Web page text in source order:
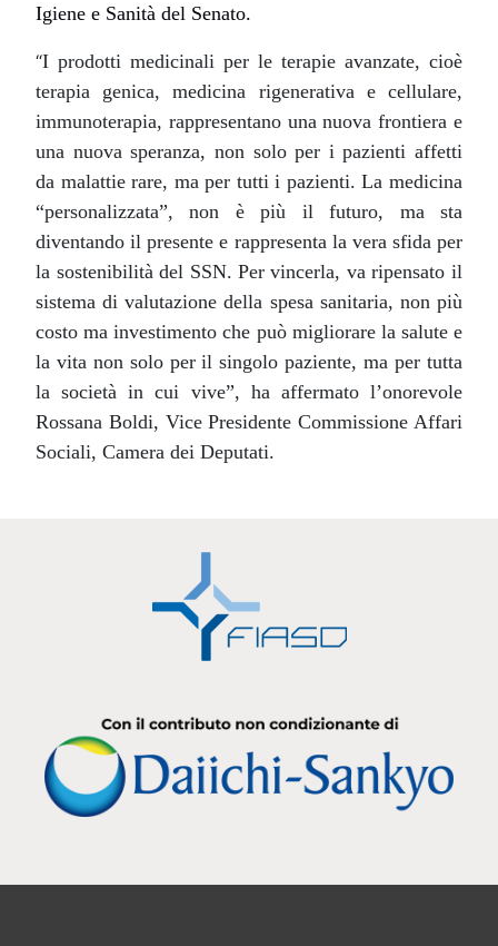
Igiene e Sanità del Senato.
“I prodotti medicinali per le terapie avanzate, cioè
terapia genica, medicina rigenerativa e cellulare,
immunoterapia, rappresentano una nuova frontiera e
una nuova speranza, non solo per i pazienti affetti
da malattie rare, ma per tutti i pazienti. La medicina
“personalizzata”, non è più il futuro, ma sta
diventando il presente e rappresenta la vera sfida per
la sostenibilità del SSN. Per vincerla, va ripensato il
sistema di valutazione della spesa sanitaria, non più
costo ma investimento che può migliorare la salute e
la vita non solo per il singolo paziente, ma per tutta
la società in cui vive”, ha affermato l’onorevole
Rossana Boldi, Vice Presidente Commissione Affari
Sociali, Camera dei Deputati.